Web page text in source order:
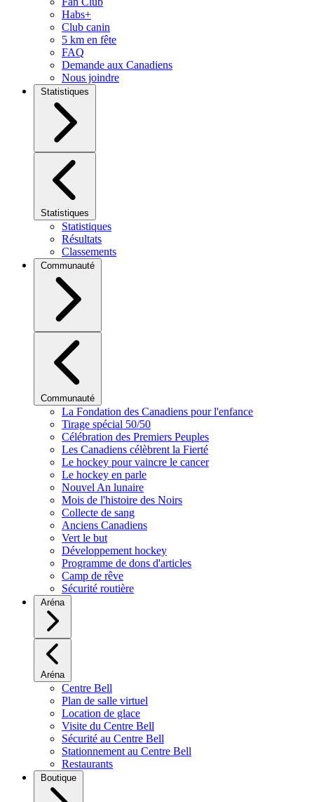
Habs+
Club canin
5 km en fête
FAQ
Demande aux Canadiens
Nous joindre
Statistiques
Statistiques
Statistiques
Résultats
Classements
Communauté
Communauté
La Fondation des Canadiens pour l'enfance
Tirage spécial 50/50
Célébration des Premiers Peuples
Les Canadiens célèbrent la Fierté
Le hockey pour vaincre le cancer
Le hockey en parle
Nouvel An lunaire
Mois de l'histoire des Noirs
Collecte de sang
Anciens Canadiens
Vert le but
Développement hockey
Programme de dons d'articles
Camp de rêve
Sécurité routière
Aréna
Aréna
Centre Bell
Plan de salle virtuel
Location de glace
Visite du Centre Bell
Sécurité au Centre Bell
Stationnement au Centre Bell
Restaurants
Boutique